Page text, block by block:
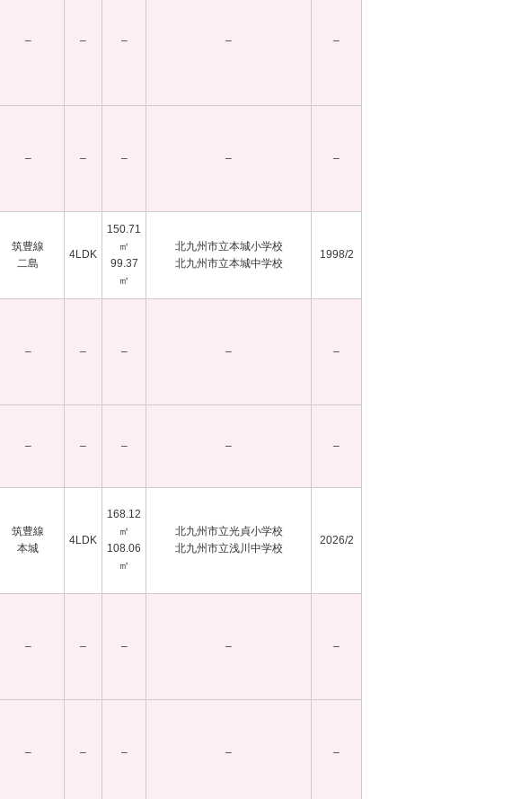
– – – – –
– – – – –
筑豊線
二島
4LDK
150.71
㎡
99.37
㎡
北九州市立本城小学校
北九州市立本城中学校
1998/2
– – – – –
– – – – –
筑豊線
本城
4LDK
168.12
㎡
108.06
㎡
北九州市立光貞小学校
北九州市立浅川中学校
2026/2
– – – – –
– – – – –